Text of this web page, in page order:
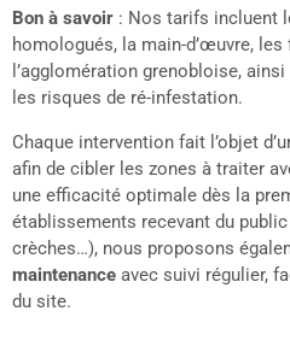
Bon à savoir : Nos tarifs incluent
homologués, la main-d’œuvre,
l’agglomération grenobloise,
les risques de ré-infestation.
Chaque intervention fait l’objet
afin de cibler les zones à traiter
une efficacité optimale dès la
établissements recevant du
crèches…), nous proposons
maintenance avec suivi régulier,
du site.